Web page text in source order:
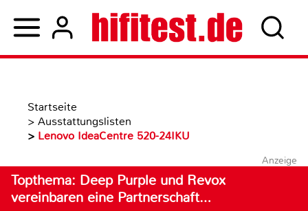
Startseite
> Ausstattungslisten
> Lenovo IdeaCentre 520-24IKU
Anzeige
Topthema: Deep Purple und Revox
vereinbaren eine Partnerschaft…